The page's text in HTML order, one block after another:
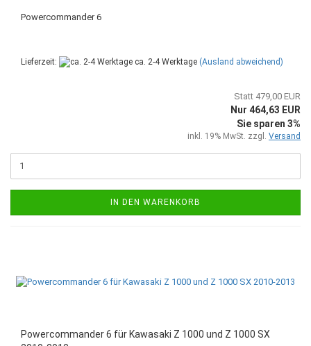
Powercommander 6
Lieferzeit: ca. 2-4 Werktage (Ausland abweichend)
Statt 479,00 EUR
Nur 464,63 EUR
Sie sparen 3%
inkl. 19% MwSt. zzgl. Versand
IN DEN WARENKORB
Powercommander 6 für Kawasaki Z 1000 und Z 1000 SX